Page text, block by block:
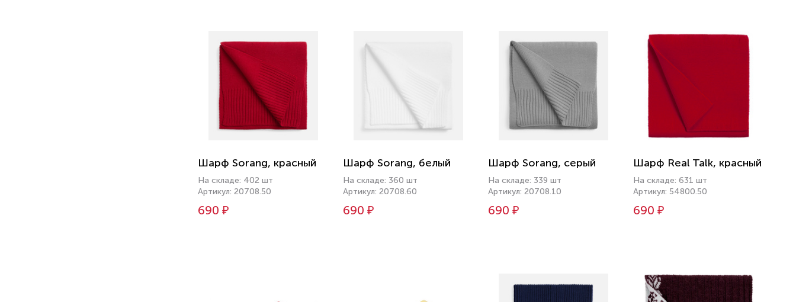
Шарф Sorang, красный
На складе: 402 шт
Артикул: 20708.50
690 ₽
Шарф Sorang, белый
На складе: 360 шт
Артикул: 20708.60
690 ₽
Шарф Sorang, серый
На складе: 339 шт
Артикул: 20708.10
690 ₽
Шарф Real Talk, красный
На складе: 631 шт
Артикул: 54800.50
690 ₽